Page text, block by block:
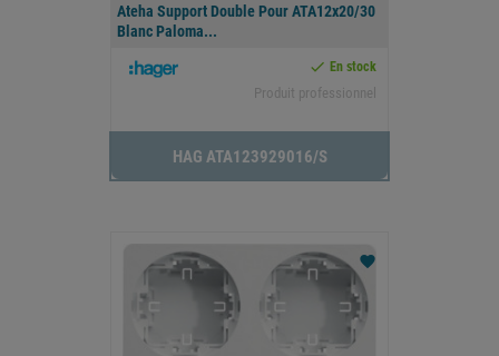
Ateha Support Double Pour ATA12x20/30
Blanc Paloma...
 En stock
Produit professionnel
HAG ATA123929016/s
favorite